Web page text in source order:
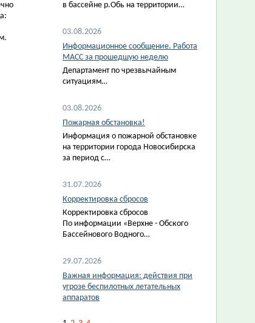
в бассейне р.Обь на территории…
03.08.2026
Информационное сообщение. Работа
МАСС за прошедшую неделю
Департамент по чрезвычайным
ситуациям…
03.08.2026
Пожарная обстановка!
Информация о пожарной обстановке
на территории города Новосибирска
за период с…
31.07.2026
Корректировка сбросов
Корректировка сбросов
По информации «Верхне - Обского
Бассейнового Водного…
29.07.2026
Важная информация: действия при
угрозе беспилотных летательных
аппаратов